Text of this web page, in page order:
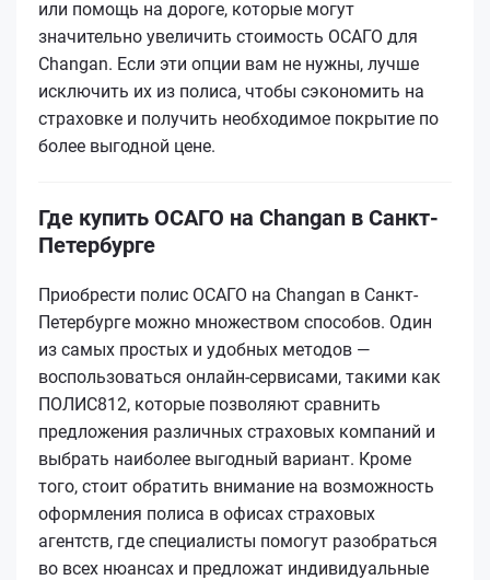
или помощь на дороге, которые могут
значительно увеличить стоимость ОСАГО для
Changan. Если эти опции вам не нужны, лучше
исключить их из полиса, чтобы сэкономить на
страховке и получить необходимое покрытие по
более выгодной цене.
Где купить ОСАГО на Changan в Санкт-
Петербурге
Приобрести полис ОСАГО на Changan в Санкт-
Петербурге можно множеством способов. Один
из самых простых и удобных методов —
воспользоваться онлайн-сервисами, такими как
ПОЛИС812, которые позволяют сравнить
предложения различных страховых компаний и
выбрать наиболее выгодный вариант. Кроме
того, стоит обратить внимание на возможность
оформления полиса в офисах страховых
агентств, где специалисты помогут разобраться
во всех нюансах и предложат индивидуальные